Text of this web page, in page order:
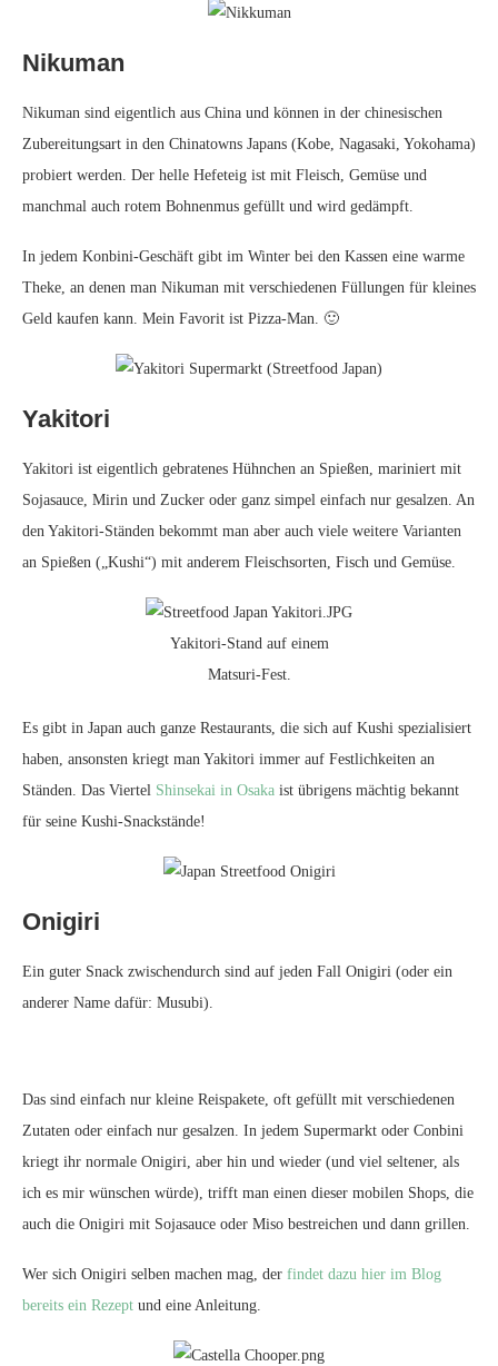
Nikuman
Nikuman sind eigentlich aus China und können in der chinesischen
Zubereitungsart in den Chinatowns Japans (Kobe, Nagasaki, Yokohama)
probiert werden. Der helle Hefeteig ist mit Fleisch, Gemüse und
manchmal auch rotem Bohnenmus gefüllt und wird gedämpft.
In jedem Konbini-Geschäft gibt im Winter bei den Kassen eine warme
Theke, an denen man Nikuman mit verschiedenen Füllungen für kleines
Geld kaufen kann. Mein Favorit ist Pizza-Man. 🙂
Yakitori
Yakitori ist eigentlich gebratenes Hühnchen an Spießen, mariniert mit
Sojasauce, Mirin und Zucker oder ganz simpel einfach nur gesalzen. An
den Yakitori-Ständen bekommt man aber auch viele weitere Varianten
an Spießen („Kushi“) mit anderem Fleischsorten, Fisch und Gemüse.
Yakitori-Stand auf einem
Matsuri-Fest.
Es gibt in Japan auch ganze Restaurants, die sich auf Kushi spezialisiert
haben, ansonsten kriegt man Yakitori immer auf Festlichkeiten an
Ständen. Das Viertel Shinsekai in Osaka ist übrigens mächtig bekannt
für seine Kushi-Snackstände!
Onigiri
Ein guter Snack zwischendurch sind auf jeden Fall Onigiri (oder ein
anderer Name dafür: Musubi).
Das sind einfach nur kleine Reispakete, oft gefüllt mit verschiedenen
Zutaten oder einfach nur gesalzen. In jedem Supermarkt oder Conbini
kriegt ihr normale Onigiri, aber hin und wieder (und viel seltener, als
ich es mir wünschen würde), trifft man einen dieser mobilen Shops, die
auch die Onigiri mit Sojasauce oder Miso bestreichen und dann grillen.
Wer sich Onigiri selben machen mag, der findet dazu hier im Blog
bereits ein Rezept und eine Anleitung.